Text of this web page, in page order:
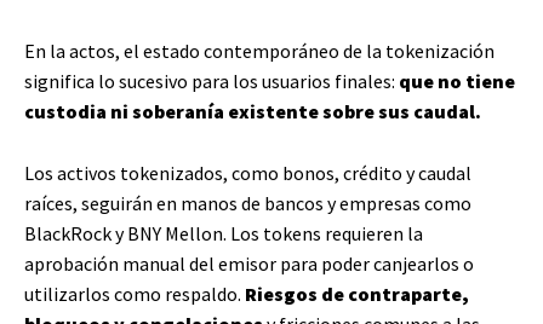
En la actos, el estado contemporáneo de la tokenización
significa lo sucesivo para los usuarios finales: que no tiene
custodia ni soberanía existente sobre sus caudal.
Los activos tokenizados, como bonos, crédito y caudal
raíces, seguirán en manos de bancos y empresas como
BlackRock y BNY Mellon. Los tokens requieren la
aprobación manual del emisor para poder canjearlos o
utilizarlos como respaldo. Riesgos de contraparte,